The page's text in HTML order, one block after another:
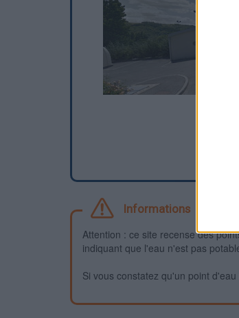
Informations
Attention : ce site recense des
indiquant que l'eau n'est pas
Si vous constatez qu'un point